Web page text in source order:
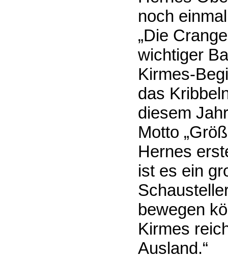
noch
„Die
wichtiger
Kirmes-
das
diesem
Motto
Hernes
ist es ein
bewegen
Kirmes
Ausland.“